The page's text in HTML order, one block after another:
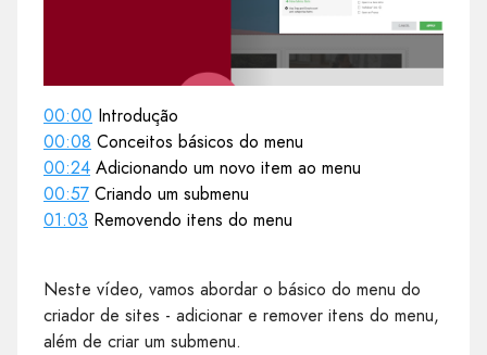
00:00 Introdução
00:08 Conceitos básicos do menu
00:24 Adicionando um novo item ao menu
00:57 Criando um submenu
01:03 Removendo itens do menu
Neste vídeo, vamos abordar o básico do menu do
criador de sites - adicionar e remover itens do menu,
além de criar um submenu.